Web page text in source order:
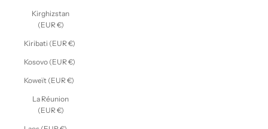
Kirghizstan
(EUR €)
Kiribati (EUR €)
Kosovo (EUR €)
Koweït (EUR €)
La Réunion
(EUR €)